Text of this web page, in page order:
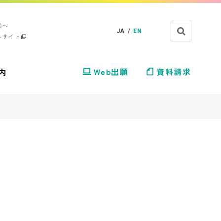
イト
JA / EN
Web出願 資料請求